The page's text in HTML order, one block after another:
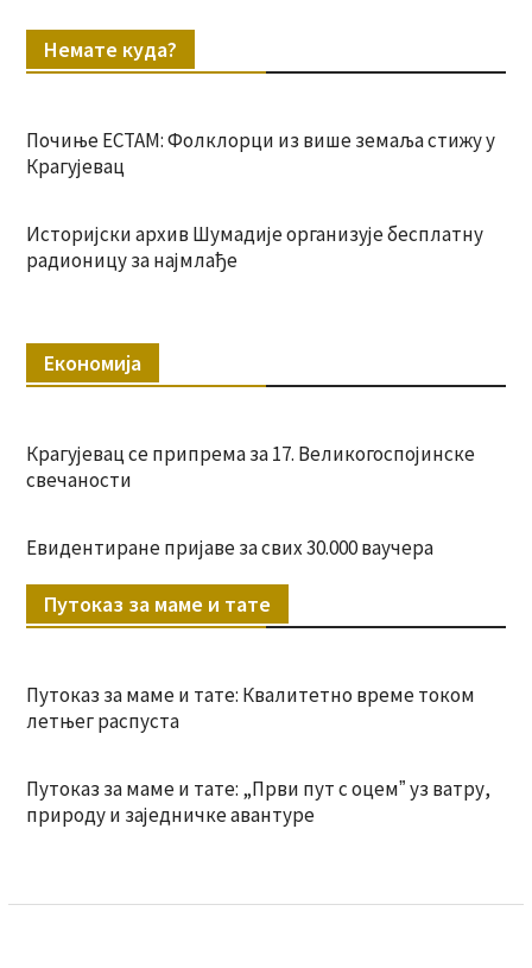
Немате куда?
Почиње ЕСТАМ: Фолклорци из више земаља стижу у
Крагујевац
Историјски архив Шумадије организује бесплатну
радионицу за најмлађе
Економија
Крагујевац се припрема за 17. Великогоспојинске
свечаности
Евидентиране пријаве за свих 30.000 ваучера
Путоказ за маме и тате
Путоказ за маме и тате: Квалитетно време током
летњег распуста
Путоказ за маме и тате: „Први пут с оцемˮ уз ватру,
природу и заједничке авантуре